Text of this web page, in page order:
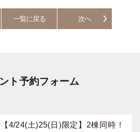
一覧に戻る 次へ
ト予約フォーム
4/24(土)25(日)限定】2棟同時！